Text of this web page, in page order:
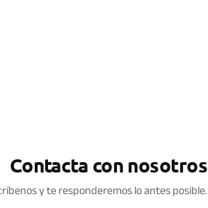
Contacta con nosotros
y te responderemos lo antes posible.